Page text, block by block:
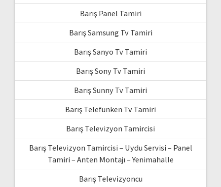
Barış Panel Tamiri
Barış Samsung Tv Tamiri
Barış Sanyo Tv Tamiri
Barış Sony Tv Tamiri
Barış Sunny Tv Tamiri
Barış Telefunken Tv Tamiri
Barış Televizyon Tamircisi
Barış Televizyon Tamircisi – Uydu Servisi – Panel
Tamiri – Anten Montajı – Yenimahalle
Barış Televizyoncu